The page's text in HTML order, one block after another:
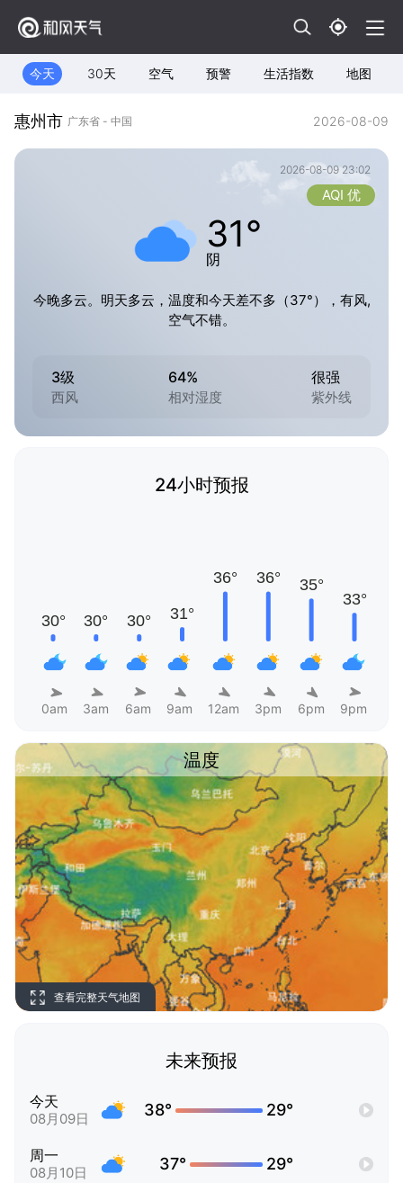
今天 30天 空气 预警 生活指数 地图
惠州市 广东省 - 中国 2026-08-09
2026-08-09 23:02
31°
阴
AQI 优
今晚多云。明天多云，温度和今天差不多（37°），有风,
空气不错。
3级
西风
64%
相对湿度
很强
紫外线
24小时预报
0am 3am 6am 9am 12am 3pm 6pm 9pm
温度
查看完整天气地图
未来预报
今天
08月09日 38° 29°
周一
08月10日 37° 29°